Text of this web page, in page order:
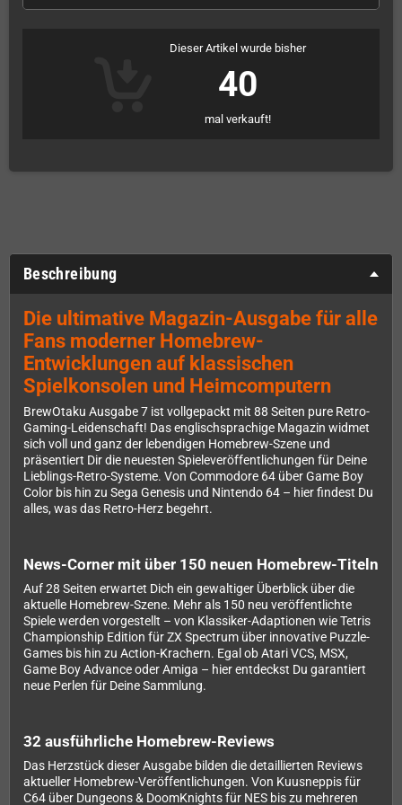
Dieser Artikel wurde bisher
40
mal verkauft!
Beschreibung
Die ultimative Magazin-Ausgabe für alle
Fans moderner Homebrew-
Entwicklungen auf klassischen
Spielkonsolen und Heimcomputern
BrewOtaku Ausgabe 7 ist vollgepackt mit 88 Seiten pure Retro-
Gaming-Leidenschaft! Das englischsprachige Magazin widmet
sich voll und ganz der lebendigen Homebrew-Szene und
präsentiert Dir die neuesten Spieleveröffentlichungen für Deine
Lieblings-Retro-Systeme. Von Commodore 64 über Game Boy
Color bis hin zu Sega Genesis und Nintendo 64 – hier findest Du
alles, was das Retro-Herz begehrt.
News-Corner mit über 150 neuen Homebrew-Titeln
Auf 28 Seiten erwartet Dich ein gewaltiger Überblick über die
aktuelle Homebrew-Szene. Mehr als 150 neu veröffentlichte
Spiele werden vorgestellt – von Klassiker-Adaptionen wie Tetris
Championship Edition für ZX Spectrum über innovative Puzzle-
Games bis hin zu Action-Krachern. Egal ob Atari VCS, MSX,
Game Boy Advance oder Amiga – hier entdeckst Du garantiert
neue Perlen für Deine Sammlung.
32 ausführliche Homebrew-Reviews
Das Herzstück dieser Ausgabe bilden die detaillierten Reviews
aktueller Homebrew-Veröffentlichungen. Von Kuusneppis für
C64 über Dungeons & DoomKnights für NES bis zu mehreren